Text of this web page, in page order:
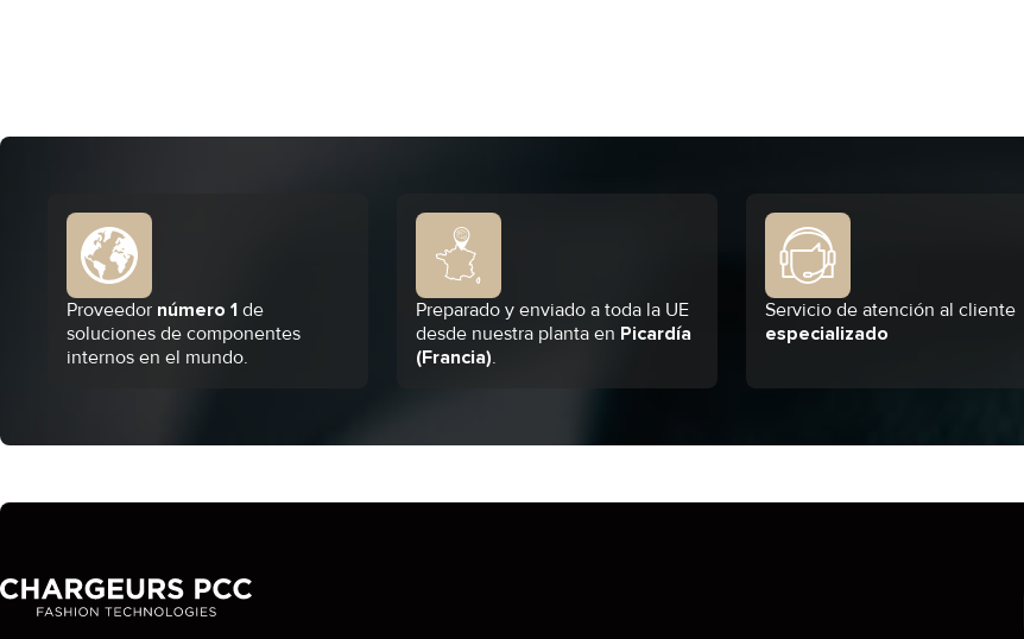
Proveedor número 1 de
soluciones de componentes
internos en el mundo.
Preparado y enviado a toda la UE
desde nuestra planta en Picardía
(Francia).
Servicio de atención al cliente
especializado